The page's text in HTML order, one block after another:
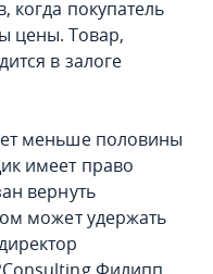
когда покупатель
цены. Товар,
в залоге
меньше половины
имеет право
вернуть
может удержать